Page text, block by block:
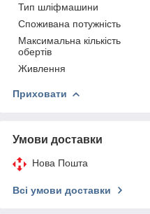
Тип шліфмашини
Споживана потужність
Максимальна кількість
обертів
Живлення
Приховати
Умови доставки
Нова Пошта
Всі умови доставки